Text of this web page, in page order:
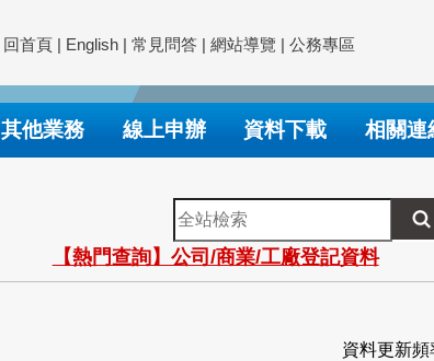
回首頁 | English | 常見問答 | 網站導覽 | 公務專區
其他業務 線上申辦 資料下載 相關連
全
站
檢
索
【熱門查詢】公司/商業/工廠登記資料
資料更新